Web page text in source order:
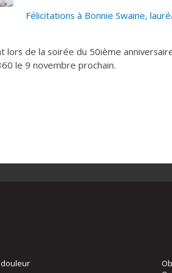
Félicitations à Bonnie Swaine,
de la soirée du 50ième
le 9 novembre prochain.